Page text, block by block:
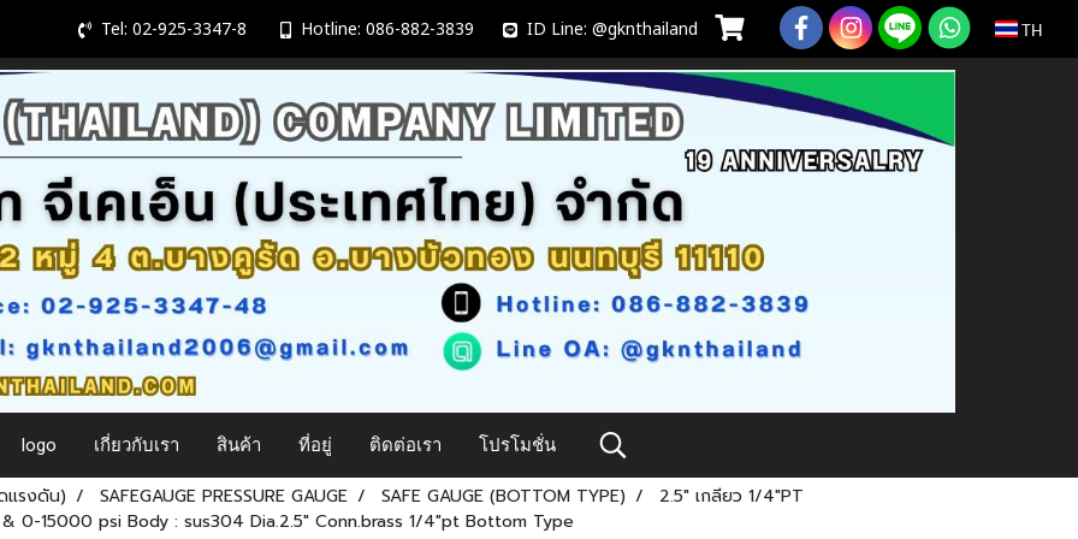
Tel: 02-925-3347-8 Hotline: 086-882-3839 ID Line: @gknthailand TH
logo เกี่ยวกับเรา สินค้า ที่อยู่ ติดต่อเรา โปรโมชั่น
แรงดัน) SAFEGAUGE PRESSURE GAUGE SAFE GAUGE (BOTTOM TYPE)
2.5" เกลียว 1/4"PT
0-15000 psi Body : sus304 Dia.2.5" Conn.brass 1/4"pt Bottom Type